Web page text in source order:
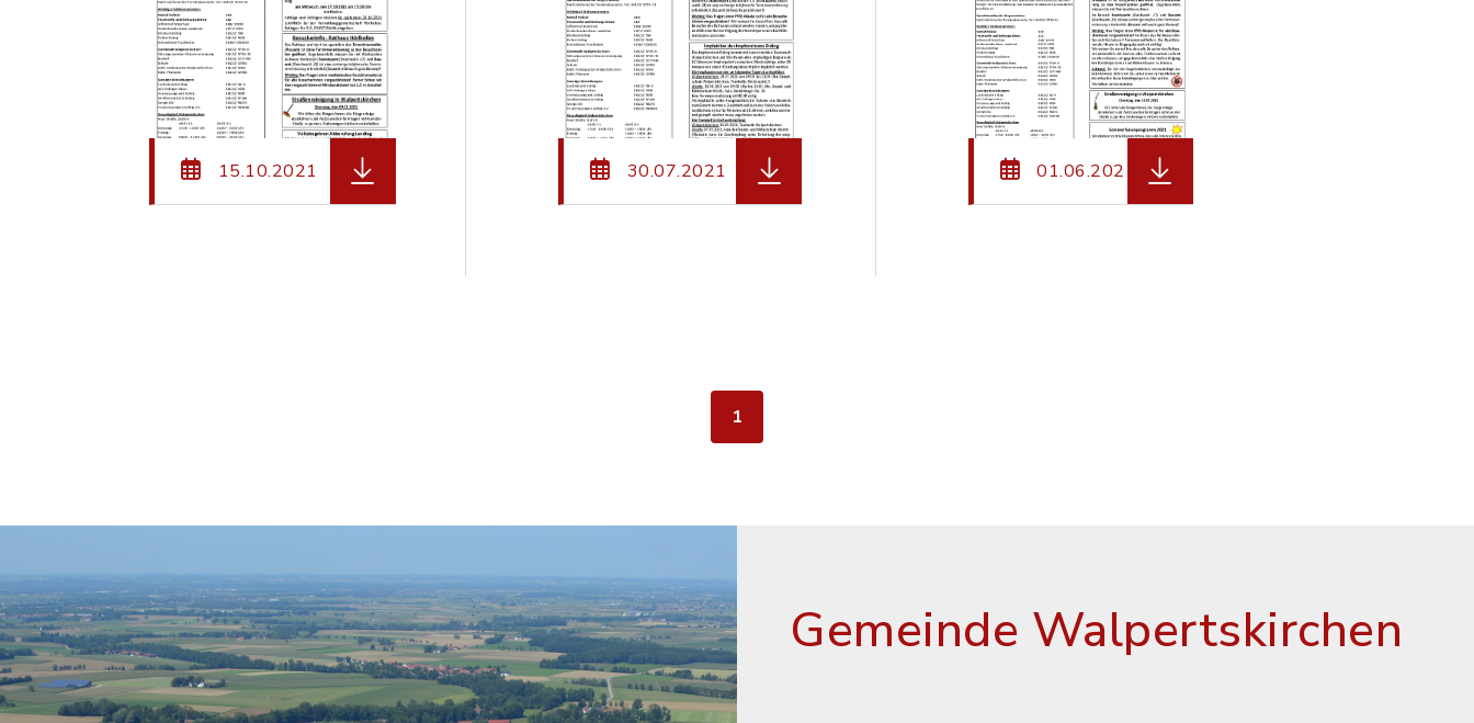
15.10.2021
herunterladen (Dateiname: Mitteilungsblatt_Walpertskirchen_05.21.pdf, Dateierweiterung: pdf, Dateigröße: 2,27 MB)
30.07.2021
herunterladen (Dateiname: Mitteilungsblatt_Walpertskirchen_04.21.pdf,
01.06.2021
herunterladen (Dateiname:
1
Gemeinde Walpertskirchen